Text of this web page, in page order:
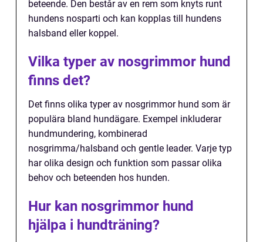
beteende. Den består av en rem som knyts runt
hundens nosparti och kan kopplas till hundens
halsband eller koppel.
Vilka typer av nosgrimmor hund
finns det?
Det finns olika typer av nosgrimmor hund som är
populära bland hundägare. Exempel inkluderar
hundmundering, kombinerad
nosgrimma/halsband och gentle leader. Varje typ
har olika design och funktion som passar olika
behov och beteenden hos hunden.
Hur kan nosgrimmor hund
hjälpa i hundträning?